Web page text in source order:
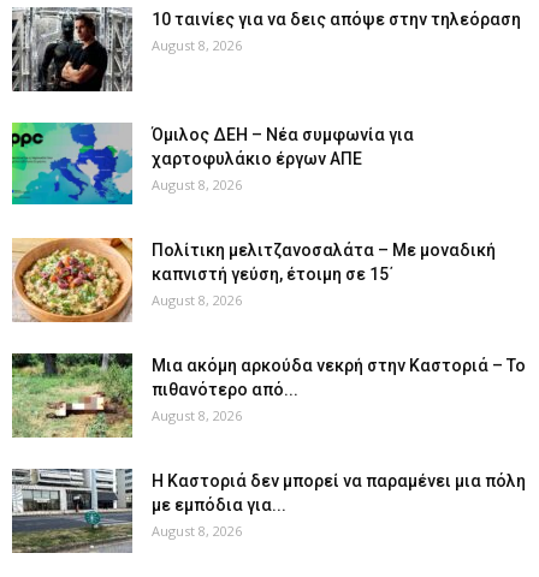
10 ταινίες για να δεις απόψε στην τηλεόραση
August 8, 2026
Όμιλος ΔΕΗ – Νέα συμφωνία για
χαρτοφυλάκιο έργων ΑΠΕ
August 8, 2026
Πολίτικη μελιτζανοσαλάτα – Με μοναδική
καπνιστή γεύση, έτοιμη σε 15΄
August 8, 2026
Μια ακόμη αρκούδα νεκρή στην Καστοριά – Το
πιθανότερο από...
August 8, 2026
Η Καστοριά δεν μπορεί να παραμένει μια πόλη
με εμπόδια για...
August 8, 2026